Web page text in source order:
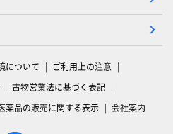
について
ご利用上の注意
古物営業法に基づく表記
薬品の販売に関する表示 会社案内